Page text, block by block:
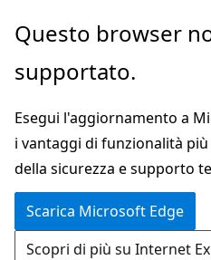
Ignora
passa
contenuto
principale
Questo browser
supportato.
Esegui l'aggiornamento a
i vantaggi di funzionalità
della sicurezza e supporto
Scarica Microsoft Edge
Scopri di più su Internet